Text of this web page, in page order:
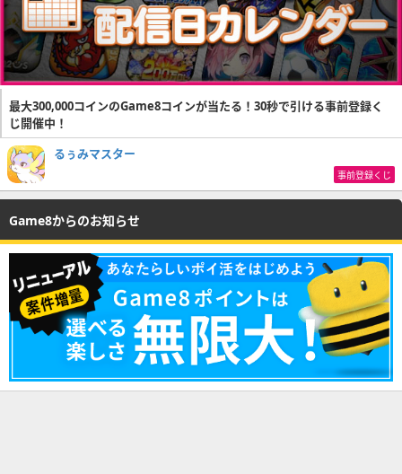
最大300,000コインのGame8コインが当たる！30秒で引ける事前登録く
じ開催中！
るぅみマスター
事前登録くじ
Game8からのお知らせ